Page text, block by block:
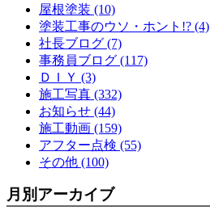
屋根塗装 (10)
塗装工事のウソ・ホント!? (4)
社長ブログ (7)
事務員ブログ (117)
ＤＩＹ (3)
施工写真 (332)
お知らせ (44)
施工動画 (159)
アフター点検 (55)
その他 (100)
月別アーカイブ